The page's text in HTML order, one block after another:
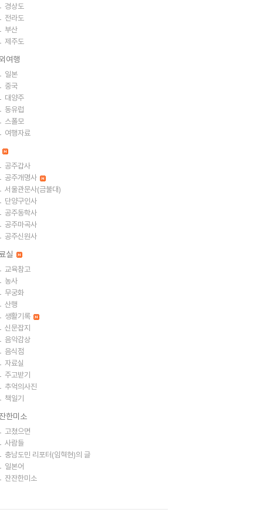
경상도
전라도
부산
제주도
여행
일본
중국
대양주
동유럽
스폴모
여행자료
공주갑사
공주개명사
서울관문사(금불대)
단양구인사
공주동학사
공주마곡사
공주신원사
실
교육참고
농사
무궁화
산행
생활기록
신문잡지
음악감상
음식점
자료실
주고받기
추억의사진
책일기
한미소
고쳤으면
사람들
충남도민 리포터(임혁현)의 글
일본어
잔잔한미소